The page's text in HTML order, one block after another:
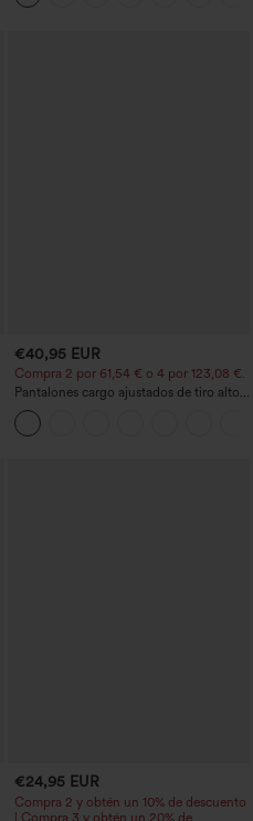
€40,95 EUR
Compra 2 por 61,54 € o 4 por 123,08 €.
Pantalones cargo ajustados de tiro alto
con múltiples bolsillos y cremallera con
botones
€24,95 EUR
Compra 2 y obtén un 10% de descuento
| Compra 3 y obtén un 20% de